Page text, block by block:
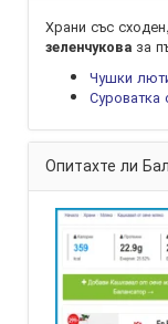
Храни със
зеленчукова за
Чушки
Суроватка
Опитахте ли